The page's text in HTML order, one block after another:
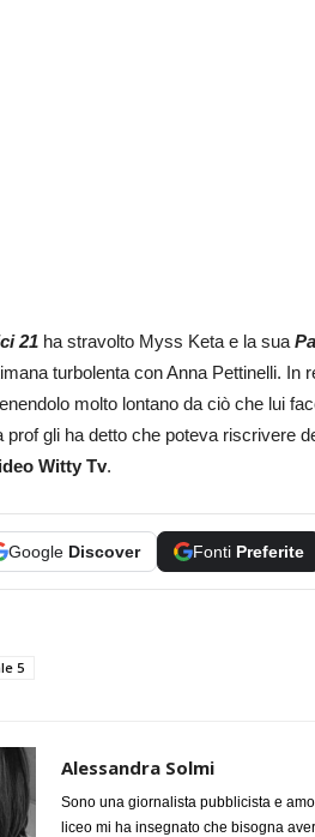
21 ha stravolto Myss Keta e la sua
turbolenta con Anna Pettinelli. In
molto lontano da ciò che lui
prof gli ha detto che poteva riscrivere
Witty Tv.
Google Discover Fonti Preferite
5
Alessandra Solmi
Sono una giornalista pubblicista e
liceo mi ha insegnato che bisogna